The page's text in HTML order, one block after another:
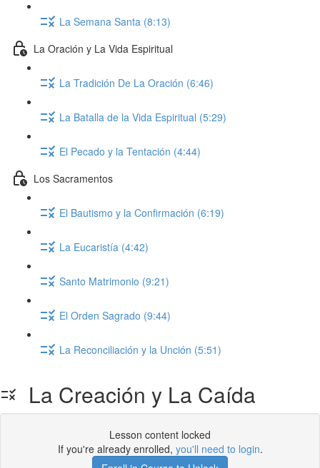
La Semana Santa (8:13)
La Oración y La Vida Espiritual
La Tradición De La Oración (6:46)
La Batalla de la Vida Espiritual (5:29)
El Pecado y la Tentación (4:44)
Los Sacramentos
El Bautismo y la Confirmación (6:19)
La Eucaristía (4:42)
Santo Matrimonio (9:21)
El Orden Sagrado (9:44)
La Reconciliación y la Unción (5:51)
La Creación y La Caída
Lesson content locked
If you're already enrolled, you'll need to login.